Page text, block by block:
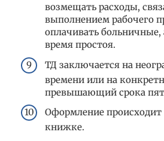
возмещать расходы,
выполнением рабочего
оплачивать
время простоя.
ТД заключается на
времени или на
превышающий срока
Оформление происходит
книжке.